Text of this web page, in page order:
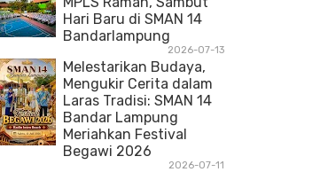
Hari Baru di SMAN 14
Bandarlampung
2026-07-13
Melestarikan Budaya,
Mengukir Cerita dalam
Laras Tradisi: SMAN 14
Bandar Lampung
Meriahkan Festival
Begawi 2026
2026-07-11